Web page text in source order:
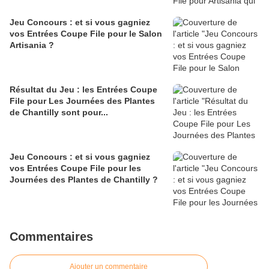
Jeu Concours : et si vous gagniez
vos Entrées Coupe File pour le Salon
Artisania ?
Résultat du Jeu : les Entrées Coupe
File pour Les Journées des Plantes
de Chantilly sont pour...
Jeu Concours : et si vous gagniez
vos Entrées Coupe File pour les
Journées des Plantes de Chantilly ?
Commentaires
Ajouter un commentaire